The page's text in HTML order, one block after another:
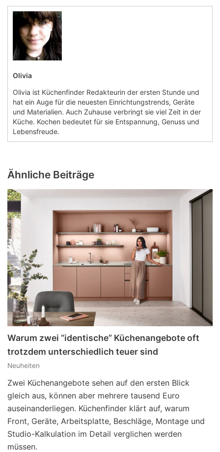
Olivia
Olivia ist Küchenfinder Redakteurin der ersten Stunde und
hat ein Auge für die neuesten Einrichtungstrends, Geräte
und Materialien. Auch Zuhause verbringt sie viel Zeit in der
Küche. Kochen bedeutet für sie Entspannung, Genuss und
Lebensfreude.
Ähnliche Beiträge
Warum zwei “identische” Küchenangebote oft
trotzdem unterschiedlich teuer sind
Neuheiten
Zwei Küchenangebote sehen auf den ersten Blick
gleich aus, können aber mehrere tausend Euro
auseinanderliegen. Küchenfinder klärt auf, warum
Front, Geräte, Arbeitsplatte, Beschläge, Montage und
Studio-Kalkulation im Detail verglichen werden
müssen.